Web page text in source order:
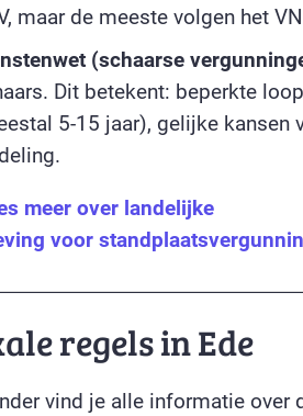
maar de meeste volgen het
(schaarse
Dit betekent: beperkte
5-15 jaar), gelijke kansen
meer over landelijke
voor
regels in Ede
vind je alle informatie over